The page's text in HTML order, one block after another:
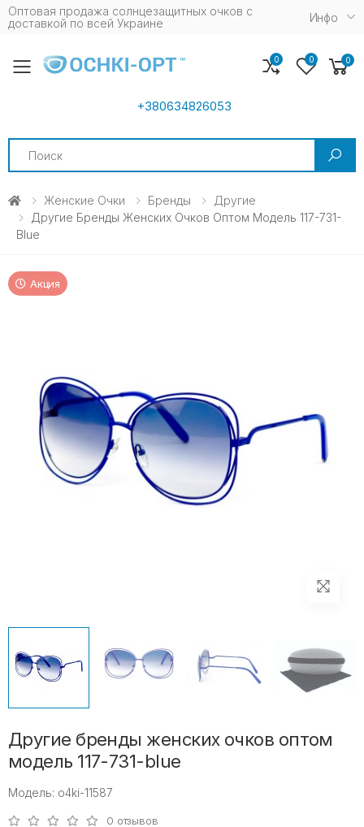
Оптовая продажа солнцезащитных очков c
доставкой по всей Украине
Инфо
Toggle mobile menu
+380634826053
Search
0 0 0
Женские Очки Бренды
Другие
Другие Бренды Женских Очков Оптом Модель 117-731-
Blue
Акция
Другие бренды женских очков оптом
модель 117-731-blue
Модель: o4ki-11587
0 отзывов